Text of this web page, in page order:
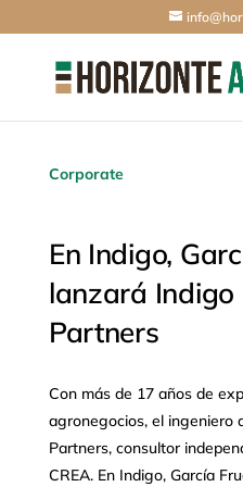
Corporate
En Indigo,
lanzará Indigo
Partners
Con más de 17 años de
agronegocios, el ingeniero
Partners, consultor
CREA. En Indigo, García